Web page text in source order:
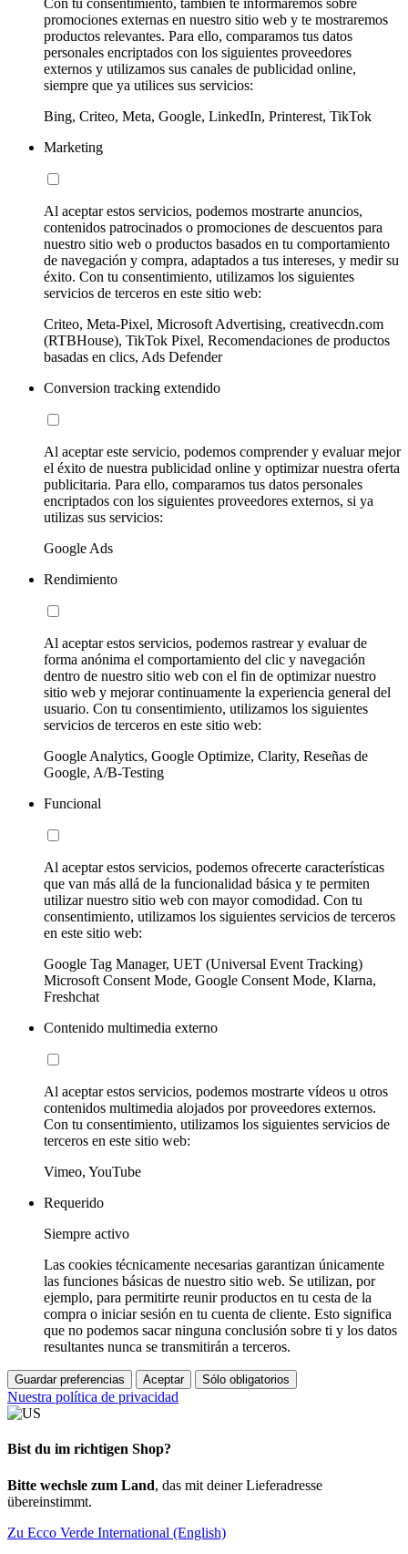
Con tu consentimiento, también te informaremos sobre
promociones externas en nuestro sitio web y te mostraremos
productos relevantes. Para ello, comparamos tus datos
personales encriptados con los siguientes proveedores
externos y utilizamos sus canales de publicidad online,
siempre que ya utilices sus servicios:
Bing, Criteo, Meta, Google, LinkedIn, Printerest, TikTok
Marketing
Al aceptar estos servicios, podemos mostrarte anuncios,
contenidos patrocinados o promociones de descuentos para
nuestro sitio web o productos basados en tu comportamiento
de navegación y compra, adaptados a tus intereses, y medir su
éxito. Con tu consentimiento, utilizamos los siguientes
servicios de terceros en este sitio web:
Criteo, Meta-Pixel, Microsoft Advertising, creativecdn.com
(RTBHouse), TikTok Pixel, Recomendaciones de productos
basadas en clics, Ads Defender
Conversion tracking extendido
Al aceptar este servicio, podemos comprender y evaluar mejor
el éxito de nuestra publicidad online y optimizar nuestra oferta
publicitaria. Para ello, comparamos tus datos personales
encriptados con los siguientes proveedores externos, si ya
utilizas sus servicios:
Google Ads
Rendimiento
Al aceptar estos servicios, podemos rastrear y evaluar de
forma anónima el comportamiento del clic y navegación
dentro de nuestro sitio web con el fin de optimizar nuestro
sitio web y mejorar continuamente la experiencia general del
usuario. Con tu consentimiento, utilizamos los siguientes
servicios de terceros en este sitio web:
Google Analytics, Google Optimize, Clarity, Reseñas de
Google, A/B-Testing
Funcional
Al aceptar estos servicios, podemos ofrecerte características
que van más allá de la funcionalidad básica y te permiten
utilizar nuestro sitio web con mayor comodidad. Con tu
consentimiento, utilizamos los siguientes servicios de terceros
en este sitio web:
Google Tag Manager, UET (Universal Event Tracking)
Microsoft Consent Mode, Google Consent Mode, Klarna,
Freshchat
Contenido multimedia externo
Al aceptar estos servicios, podemos mostrarte vídeos u otros
contenidos multimedia alojados por proveedores externos.
Con tu consentimiento, utilizamos los siguientes servicios de
terceros en este sitio web:
Vimeo, YouTube
Requerido
Siempre activo
Las cookies técnicamente necesarias garantizan únicamente
las funciones básicas de nuestro sitio web. Se utilizan, por
ejemplo, para permitirte reunir productos en tu cesta de la
compra o iniciar sesión en tu cuenta de cliente. Esto significa
que no podemos sacar ninguna conclusión sobre ti y los datos
resultantes nunca se transmitirán a terceros.
Guardar preferencias Aceptar Sólo obligatorios
Nuestra política de privacidad
Bist du im richtigen Shop?
Bitte wechsle zum Land, das mit deiner Lieferadresse
übereinstimmt.
Zu Ecco Verde International (English)